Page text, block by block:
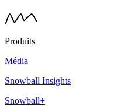
Produits
Média
Snowball Insights
Snowball+